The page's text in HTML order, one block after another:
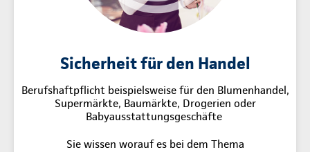
Sicherheit für den Handel
Berufshaftpflicht beispielsweise für den Blumenhandel,
Supermärkte, Baumärkte, Drogerien oder
Babyausstattungsgeschäfte
Sie wissen worauf es bei dem Thema